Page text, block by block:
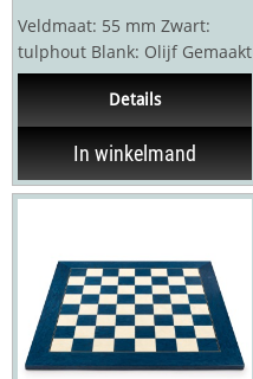
Veldmaat: 55 mm Zwart:
tulphout Blank: Olijf Gemaakt
door Ferrer Chess uit Spanje
Details
In winkelmand